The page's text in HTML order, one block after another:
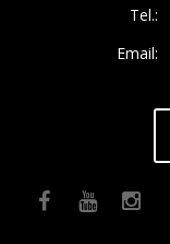
Tel.:
Email: